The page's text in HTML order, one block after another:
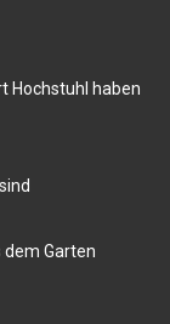
Hochstuhl haben
Garten